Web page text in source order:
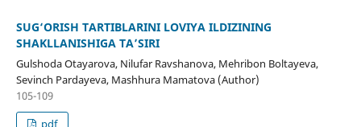
SUG‘ORISH TARTIBLARINI LOVIYA ILDIZINING
SHAKLLANISHIGA TA’SIRI
Gulshoda Otayarova, Nilufar Ravshanova, Mehribon Boltayeva,
Sevinch Pardayeva, Mashhura Mamatova (Author)
105-109
pdf